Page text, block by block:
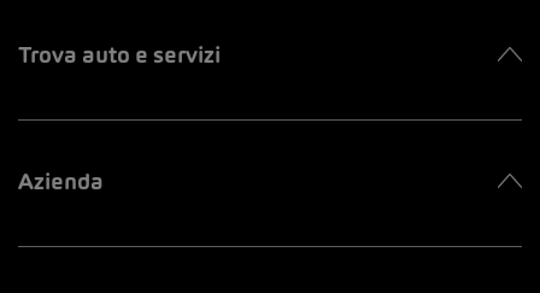
Trova auto e servizi
Azienda